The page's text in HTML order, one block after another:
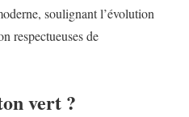
soulignant l’évolution
respectueuses de
vert ?